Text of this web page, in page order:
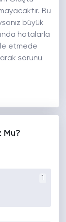
Bu
büyük
hatalarla
etmede
sorunu
Mu?